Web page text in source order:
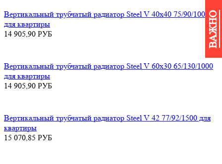
ВАЖНО
Вертикальный трубчатый радиатор Steel V 40х40 75/90/1000
для квартиры
14 905,90 РУБ
Вертикальный трубчатый радиатор Steel V 60х30 65/130/1000
для квартиры
14 905,90 РУБ
Вертикальный трубчатый радиатор Steel V 42 77/92/1500 для
квартиры
15 070,85 РУБ